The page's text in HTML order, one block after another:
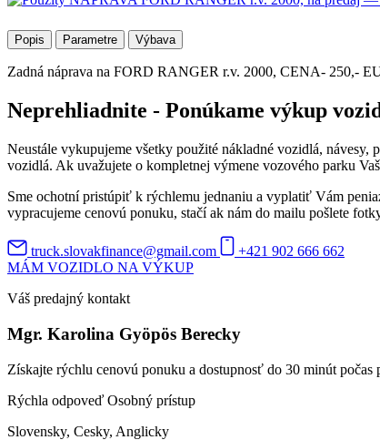
Popis Parametre Výbava
Zadná náprava na FORD RANGER r.v. 2000, CENA- 250,-
Neprehliadnite - Ponúkame výkup
Neustále vykupujeme všetky použité nákladné vozidlá,
vozidlá. Ak uvažujete o kompletnej výmene vozového parku
Sme ochotní pristúpiť k rýchlemu jednaniu a vyplatiť Vám
vypracujeme cenovú ponuku, stačí ak nám do mailu pošlete
truck.slovakfinance@gmail.com
+421 902 666 662
MÁM VOZIDLO NA VÝKUP
Váš predajný kontakt
Mgr. Karolina Gyöpös Berecky
Získajte rýchlu cenovú ponuku a dostupnosť do 30 minút počas
Rýchla odpoveď Osobný prístup
Slovensky, Cesky, Anglicky